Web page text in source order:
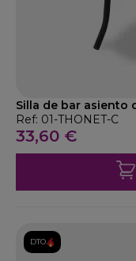
Silla de bar asiento
Ref: 01-THONET-C
33,60 €
DTO.